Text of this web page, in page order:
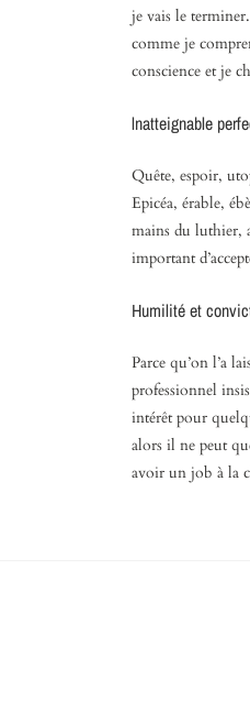
je vais le
comme je
conscience et je
lnatteignable
Quête, espoir,
Epicéa, érable,
mains du luthier,
important
Humilité et
Parce qu’on l’a
professionnel
intérêt pour
alors il ne peut
avoir un job à la